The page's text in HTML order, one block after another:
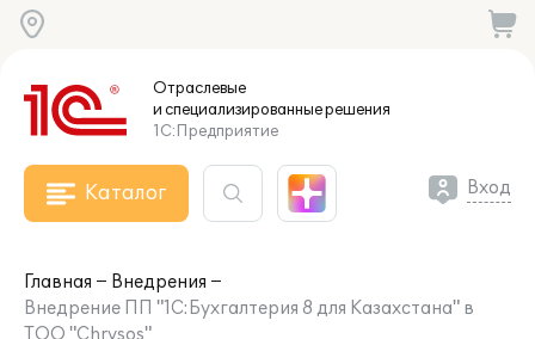
Отраслевые
и специализированныерешения
1С:Предприятие
Каталог Вход
Главная
Внедрения
Внедрение ПП "1С:Бухгалтерия 8 для Казахстана" в
ТОО "Chrysos"